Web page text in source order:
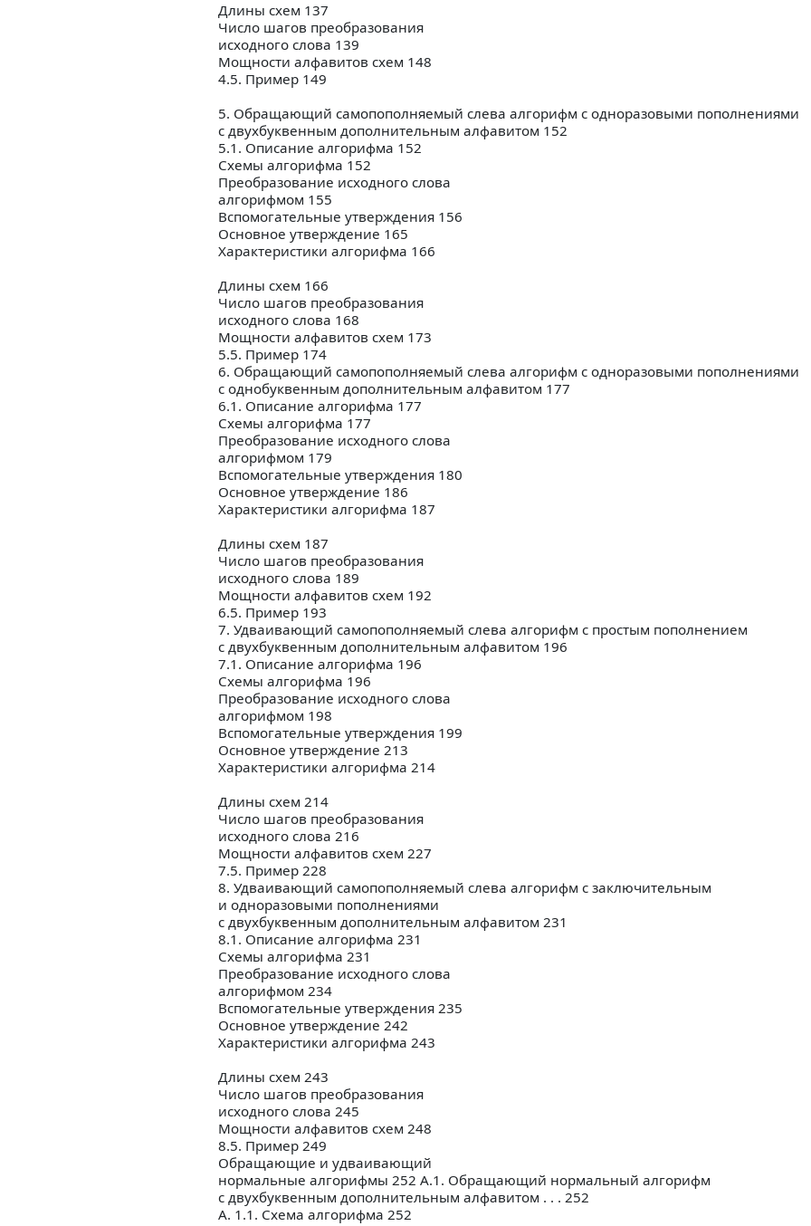
Длины схем 137
Число шагов преобразования
исходного слова 139
Мощности алфавитов схем 148
4.5. Пример 149
5. Обращающий самопополняемый слева алгорифм с одноразовыми пополнениями
с двухбуквенным дополнительным алфавитом 152
5.1. Описание алгорифма 152
Схемы алгорифма 152
Преобразование исходного слова
алгорифмом 155
Вспомогательные утверждения 156
Основное утверждение 165
Характеристики алгорифма 166
Длины схем 166
Число шагов преобразования
исходного слова 168
Мощности алфавитов схем 173
5.5. Пример 174
6. Обращающий самопополняемый слева алгорифм с одноразовыми пополнениями
с однобуквенным дополнительным алфавитом 177
6.1. Описание алгорифма 177
Схемы алгорифма 177
Преобразование исходного слова
алгорифмом 179
Вспомогательные утверждения 180
Основное утверждение 186
Характеристики алгорифма 187
Длины схем 187
Число шагов преобразования
исходного слова 189
Мощности алфавитов схем 192
6.5. Пример 193
7. Удваивающий самопополняемый слева алгорифм с простым пополнением
с двухбуквенным дополнительным алфавитом 196
7.1. Описание алгорифма 196
Схемы алгорифма 196
Преобразование исходного слова
алгорифмом 198
Вспомогательные утверждения 199
Основное утверждение 213
Характеристики алгорифма 214
Длины схем 214
Число шагов преобразования
исходного слова 216
Мощности алфавитов схем 227
7.5. Пример 228
8. Удваивающий самопополняемый слева алгорифм с заключительным
и одноразовыми пополнениями
с двухбуквенным дополнительным алфавитом 231
8.1. Описание алгорифма 231
Схемы алгорифма 231
Преобразование исходного слова
алгорифмом 234
Вспомогательные утверждения 235
Основное утверждение 242
Характеристики алгорифма 243
Длины схем 243
Число шагов преобразования
исходного слова 245
Мощности алфавитов схем 248
8.5. Пример 249
Обращающие и удваивающий
нормальные алгорифмы 252 А.1. Обращающий нормальный алгорифм
с двухбуквенным дополнительным алфавитом . . . 252
А. 1.1. Схема алгорифма 252